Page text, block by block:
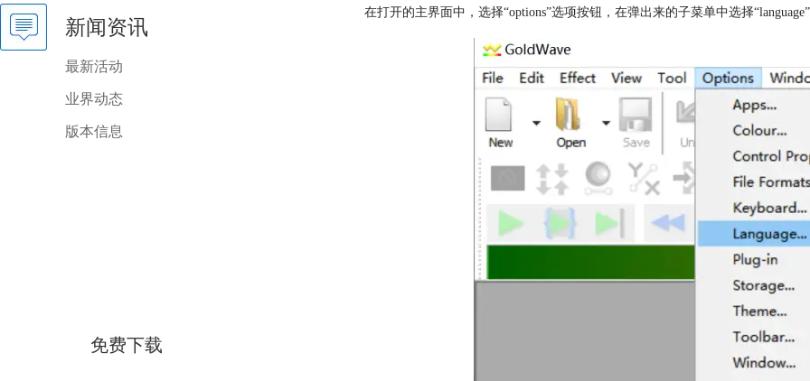
新闻资讯
最新活动
业界动态
版本信息
免费下载
在打开的主界面中，选择“options”选项按钮，在弹出来的子菜单中选择